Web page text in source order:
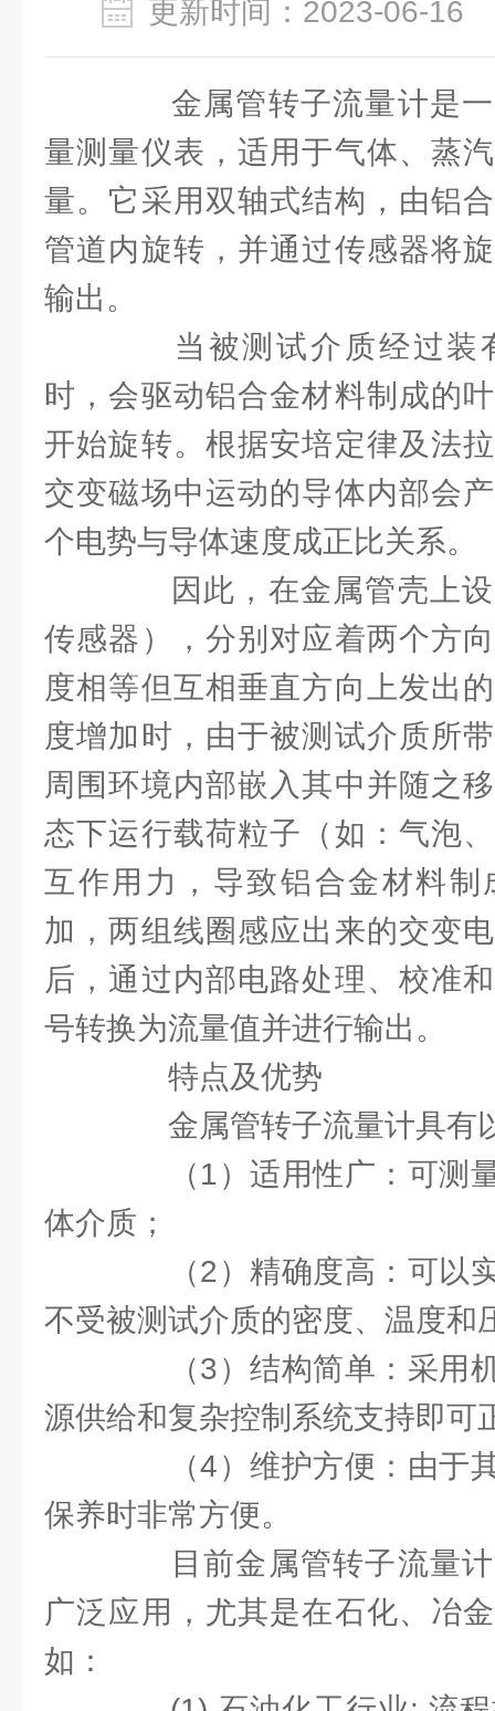
更新时间：2023-06-
金属管转子流量计是一
量测量仪表，适用于气体、蒸
量。它采用双轴式结构，由铝
管道内旋转，并通过传感器将
输出。
当被测试介质经过装
时，会驱动铝合金材料制成的
开始旋转。根据安培定律及法
交变磁场中运动的导体内部会
个电势与导体速度成正比关系。
因此，在金属管壳上设
传感器），分别对应着两个方
度相等但互相垂直方向上发出
度增加时，由于被测试介质所
周围环境内部嵌入其中并随之
态下运行载荷粒子（如：气泡
互作用力，导致铝合金材料制
加，两组线圈感应出来的交变
后，通过内部电路处理、校准
号转换为流量值并进行输出。
特点及优势
金属管转子流量计具有
（1）适用性广：可测量
体介质；
（2）精确度高：可以实
不受被测试介质的密度、温度和
（3）结构简单：采用机
源供给和复杂控制系统支持即可
（4）维护方便：由于其
保养时非常方便。
目前金属管转子流量计
广泛应用，尤其是在石化、冶
如：